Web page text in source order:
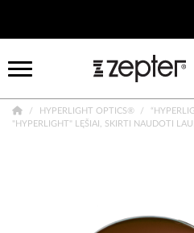
HYPERLIGHT OPTICS®
"HYPERLIGHT" LĘŠIAI, SKIRTI NAUDOTI